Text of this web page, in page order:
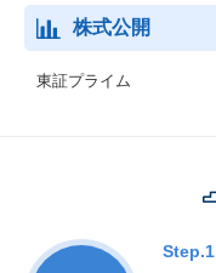
株式公開
東証プライム
Step.1